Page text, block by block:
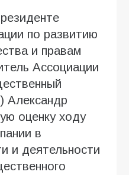
по развитию
и правам
Ассоциации
Александр
оценку ходу
в
и деятельности